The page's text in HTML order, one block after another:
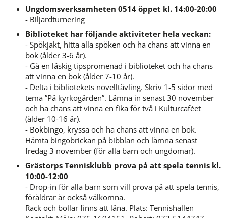
Ungdomsverksamheten 0514 öppet kl. 14:00-20:00
- Biljardturnering
Biblioteket har följande aktiviteter hela veckan:
- Spökjakt, hitta alla spöken och ha chans att vinna en
bok (ålder 3-6 år).
- Gå en läskig tipspromenad i biblioteket och ha chans
att vinna en bok (ålder 7-10 år).
- Delta i bibliotekets novelltävling. Skriv 1-5 sidor med
tema ”På kyrkogården”. Lämna in senast 30 november
och ha chans att vinna en fika för två i Kulturcaféet
(ålder 10-16 år).
- Bokbingo, kryssa och ha chans att vinna en bok.
Hämta bingobrickan på bibblan och lämna senast
fredag 3 november (för alla barn och ungdomar).
Grästorps Tennisklubb prova på att spela tennis kl.
10:00-12:00
- Drop-in för alla barn som vill prova på att spela tennis,
föräldrar är också välkomna.
Rack och bollar finns att låna. Plats: Tennishallen